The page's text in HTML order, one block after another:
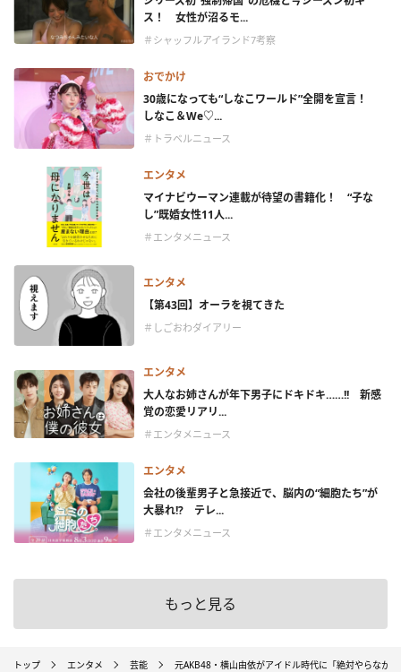
ス！ 女性が沼るモ...
＃シャッフルアイランド7考察
おでかけ
30歳になっても“しなこワールド”全開を宣言！
しなこ＆We♡...
＃トラベルニュース
エンタメ
マイナビウーマン連載が待望の書籍化！ “子な
し”既婚女性11人...
＃エンタメニュース
エンタメ
【第43回】オーラを視てきた
＃しごおわダイアリー
エンタメ
大人なお姉さんが年下男子にドキドキ……!! 新感
覚の恋愛リアリ...
＃エンタメニュース
エンタメ
会社の後輩男子と急接近で、脳内の“細胞たち”が
大暴れ!? テレ...
＃エンタメニュース
もっと見る
トップ エンタメ 芸能 元AKB48・横山由依がアイドル時代に「絶対やらなか